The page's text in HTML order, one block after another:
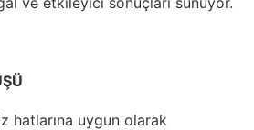
hatlarına uygun olarak